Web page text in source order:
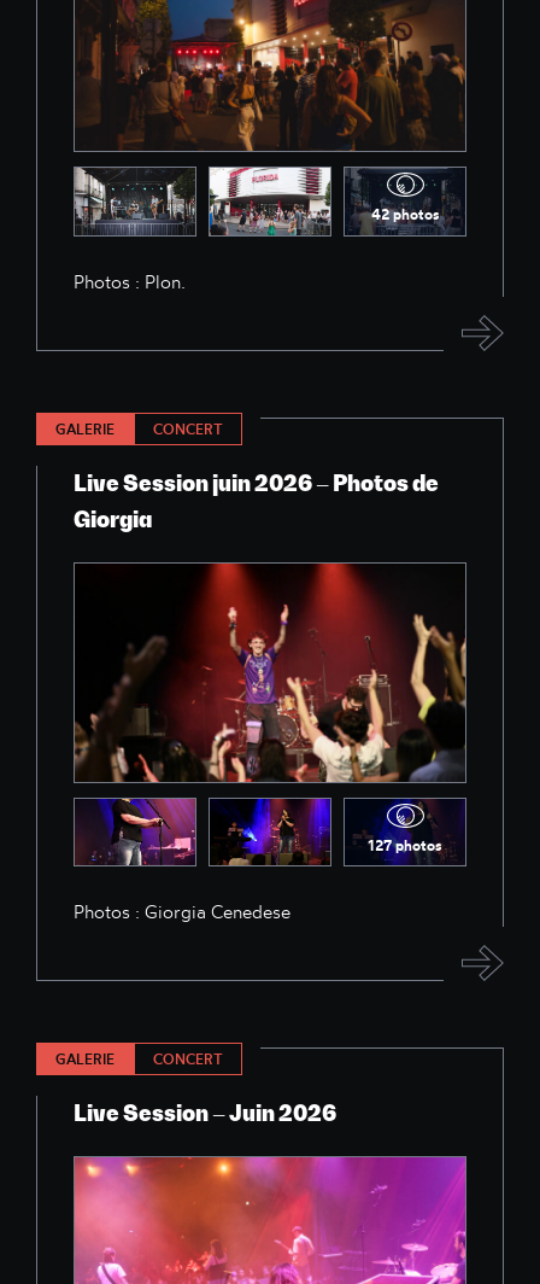
42 photos
Photos : Plon.
GALERIE CONCERT
Live Session juin 2026 – Photos de
Giorgia
127 photos
Photos : Giorgia Cenedese
GALERIE CONCERT
Live Session – Juin 2026